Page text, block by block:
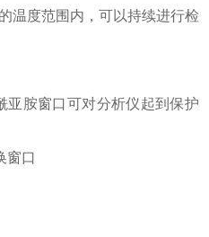
的温度范围内，可以持续进行检
亚胺窗口可对分析仪起到保护
窗口